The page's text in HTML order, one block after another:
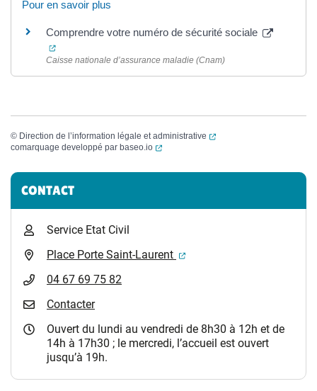
Pour en savoir plus
Comprendre votre numéro de sécurité sociale
(ouverture dans un nouvel onglet)
Caisse nationale d’assurance maladie (Cnam)
© Direction de l’information légale et administrative
(ouverture dans un
comarquage developpé par baseo.io (ouverture dans un nouvel onglet)
Informations complémentaires
CONTACT
Service Etat Civil
Place Porte Saint-Laurent
(ouverture dans un
04 67 69 75 82
Contacter
Ouvert du lundi au vendredi de 8h30 à 12h et de
14h à 17h30 ; le mercredi, l’accueil est ouvert
jusqu’à 19h.